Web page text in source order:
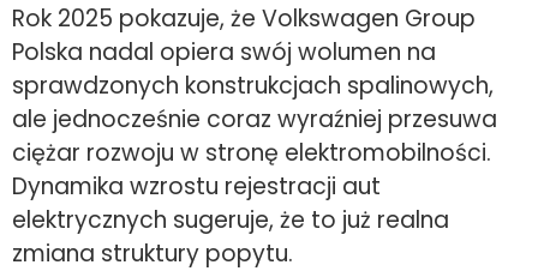
Rok 2025 pokazuje, że Volkswagen Group
Polska nadal opiera swój wolumen na
sprawdzonych konstrukcjach spalinowych,
ale jednocześnie coraz wyraźniej przesuwa
ciężar rozwoju w stronę elektromobilności.
Dynamika wzrostu rejestracji aut
elektrycznych sugeruje, że to już realna
zmiana struktury popytu.